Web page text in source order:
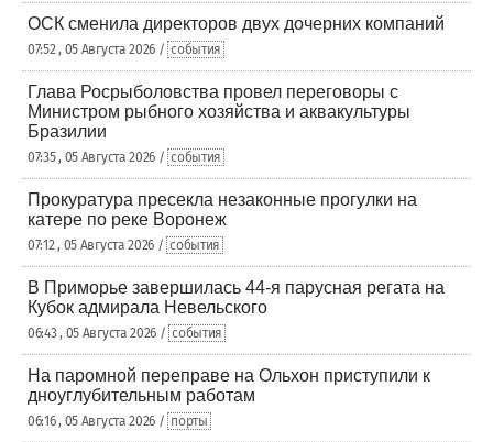
ОСК сменила директоров двух дочерних компаний
07:52 , 05 Августа 2026 / события
Глава Росрыболовства провел переговоры с
Министром рыбного хозяйства и аквакультуры
Бразилии
07:35 , 05 Августа 2026 / события
Прокуратура пресекла незаконные прогулки на
катере по реке Воронеж
07:12 , 05 Августа 2026 / события
В Приморье завершилась 44-я парусная регата на
Кубок адмирала Невельского
06:43 , 05 Августа 2026 / события
На паромной переправе на Ольхон приступили к
дноуглубительным работам
06:16 , 05 Августа 2026 / порты